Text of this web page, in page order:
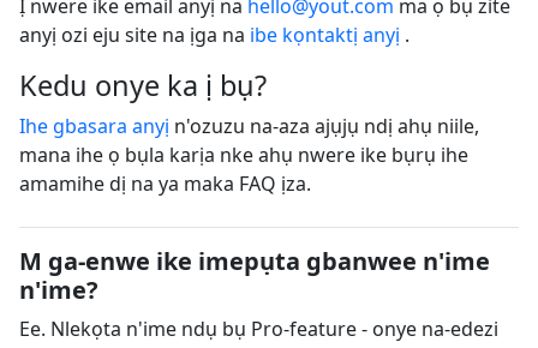
Ị nwere ike email anyị na hello@yout.com ma ọ bụ zite
anyị ozi eju site na ịga na ibe kọntaktị anyị .
Kedu onye ka ị bụ?
Ihe gbasara anyị n'ozuzu na-aza ajụjụ ndị ahụ niile,
mana ihe ọ bụla karịa nke ahụ nwere ike bụrụ ihe
amamihe dị na ya maka FAQ ịza.
M ga-enwe ike imepụta gbanwee n'ime
n'ime?
Ee. Nlekọta n'ime ndụ bụ Pro-feature - onye na-edezi